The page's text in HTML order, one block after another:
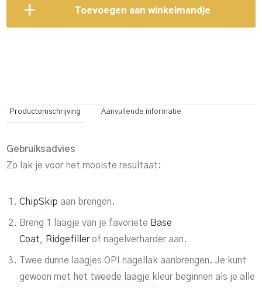
Toevoegen aan winkelmandje
Productomschrijving Aanvullende informatie
Gebruiksadvies
Zo lak je voor het mooiste resultaat:
ChipSkip aan brengen.
Breng 1 laagje van je favoriete Base
Coat, Ridgefillerof nagelverharder aan.
Twee dunne laagjes OPI nagellak aanbrengen. Je kunt
gewoon met het tweede laagje kleur beginnen als je alle